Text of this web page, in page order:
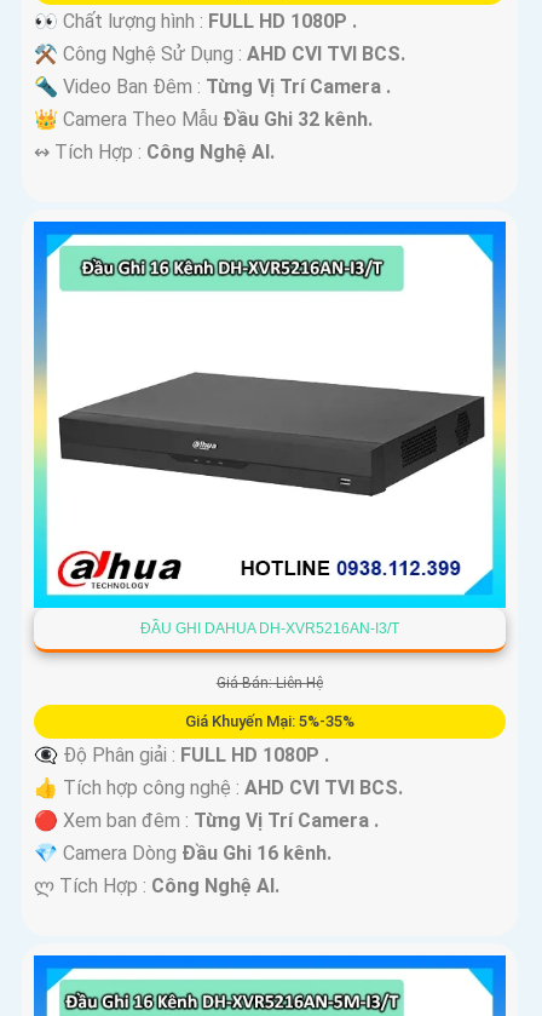
👀 Chất lượng hình : FULL HD 1080P .
⚒ Công Nghệ Sử Dụng : AHD CVI TVI BCS.
🔦 Video Ban Đêm : Từng Vị Trí Camera .
👑 Camera Theo Mẫu Đầu Ghi 32 kênh.
️↭ Tích Hợp : Công Nghệ AI.
ĐẦU GHI DAHUA DH-XVR5216AN-I3/T
Giá Bán: Liên Hệ
Giá Khuyến Mại: 5%-35%
👁️‍🗨 Độ Phân giải : FULL HD 1080P .
👍 Tích hợp công nghệ : AHD CVI TVI BCS.
🔴 Xem ban đêm : Từng Vị Trí Camera .
💎 Camera Dòng Đầu Ghi 16 kênh.
️ლ Tích Hợp : Công Nghệ AI.